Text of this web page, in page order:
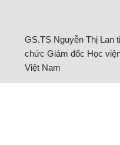
GS.TS Nguyễn Thị Lan
chức Giám đốc Học
Việt Nam